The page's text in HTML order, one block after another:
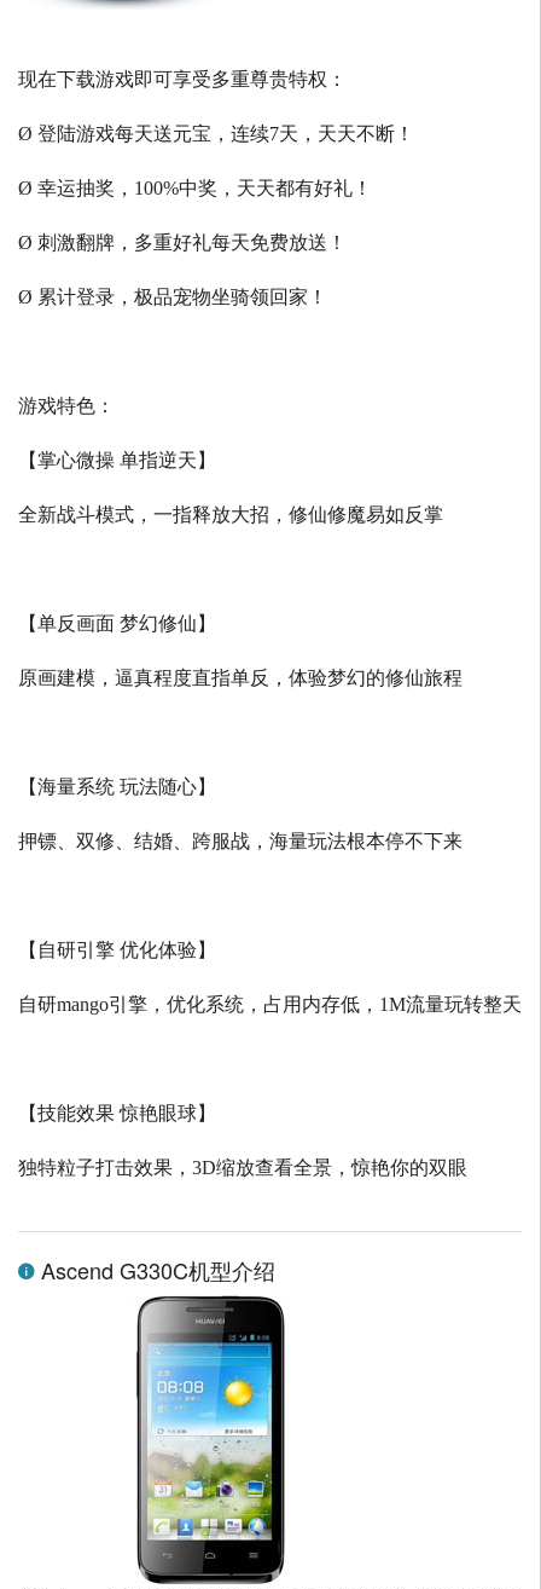
现在下载游戏即可享受多重尊贵特权：
Ø 登陆游戏每天送元宝，连续7天，天天不断！
Ø 幸运抽奖，100%中奖，天天都有好礼！
Ø 刺激翻牌，多重好礼每天免费放送！
Ø 累计登录，极品宠物坐骑领回家！
游戏特色：
【掌心微操 单指逆天】
全新战斗模式，一指释放大招，修仙修魔易如反掌
【单反画面 梦幻修仙】
原画建模，逼真程度直指单反，体验梦幻的修仙旅程
【海量系统 玩法随心】
押镖、双修、结婚、跨服战，海量玩法根本停不下来
【自研引擎 优化体验】
自研mango引擎，优化系统，占用内存低， 1M流量玩转整天
【技能效果 惊艳眼球】
独特粒子打击效果， 3D缩放查看全景，惊艳你的双眼
Ascend G330C机型介绍